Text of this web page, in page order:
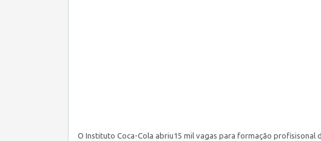
O Instituto Coca-Cola abriu15 mil vagas para formação profisisonal